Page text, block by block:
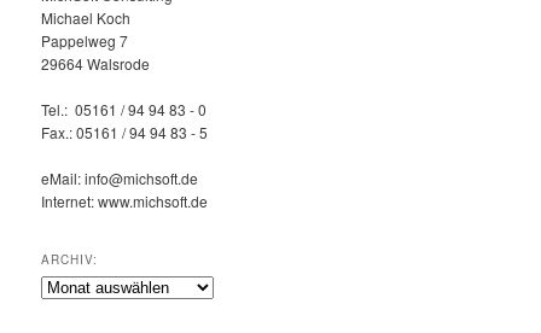
Michael Koch
Pappelweg 7
29664 Walsrode
Tel.: 05161 / 94 94 83 - 0
Fax.: 05161 / 94 94 83 - 5
eMail: info@michsoft.de
Internet: www.michsoft.de
ARCHIV:
Archiv: